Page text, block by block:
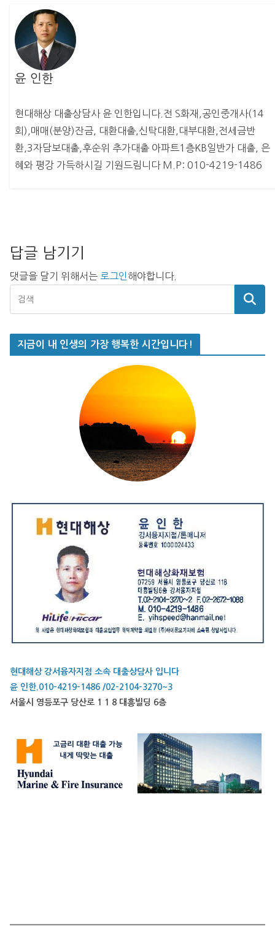
윤 인한
현대해상 대출상담사 윤 인한입니다.전 S화재,공인중개사(14
회),매매(분양)잔금, 대환대출,신탁대환,대부대환,전세금반
환,3자담보대출,후순위 추가대출 아파트1층KB일반가 대출, 은
혜와 평강 가득하시길 기원드림니다 M.P: 010-4219-1486
답글 남기기
댓글을 달기 위해서는 로그인 해야합니다.
지금이 내 인생의 가장 행복한 시간입니다!
현대해상 강서융자지점 소속 대출상담사 입니다
윤 인한.010-4219-1486 /02-2104-3270~3
서울시 영등포구 당산로 1 1 8 대흥빌딩 6층